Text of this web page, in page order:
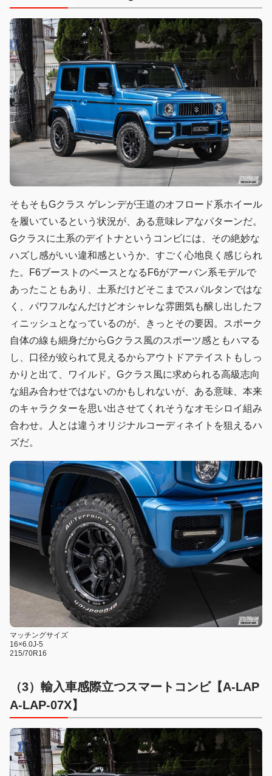
そもそもGクラス ゲレンデが王道のオフロード系ホイール
を履いているという状況が、ある意味レアなパターンだ。
Gクラスに土系のデイトナというコンビには、その絶妙な
ハズし感がいい違和感というか、すごく心地良く感じられ
た。F6ブーストのベースとなるF6がアーバン系モデルで
あったこともあり、土系だけどそこまでスパルタンではな
く、パワフルなんだけどオシャレな雰囲気も醸し出したフ
ィニッシュとなっているのが、きっとその要因。スポーク
自体の線も細身だからGクラス風のスポーツ感ともハマる
し、口径が絞られて見えるからアウトドアテイストもしっ
かりと出て、ワイルド。Gクラス風に求められる高級志向
な組み合わせではないのかもしれないが、ある意味、本来
のキャラクターを思い出させてくれそうなオモシロイ組み
合わせ。人とは違うオリジナルコーディネイトを狙えるハ
ズだ。
マッチングサイズ
16×6.0J-5
215/70R16
（3）輸入車感際立つスマートコンビ【A-LAP
A-LAP-07X】